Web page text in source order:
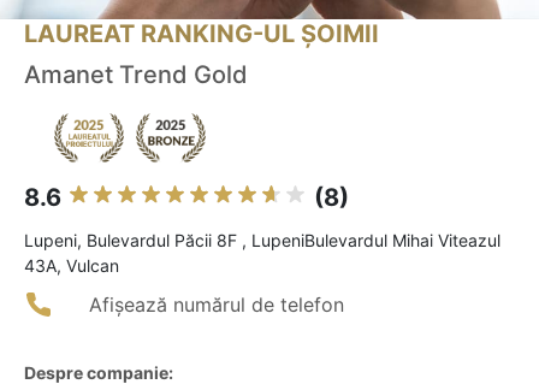
LAUREAT RANKING-UL ȘOIMII
Amanet Trend Gold
8.6 (8)
Lupeni, Bulevardul Păcii 8F , LupeniBulevardul Mihai Viteazul
43A, Vulcan
Afișează numărul de telefon
Despre companie: